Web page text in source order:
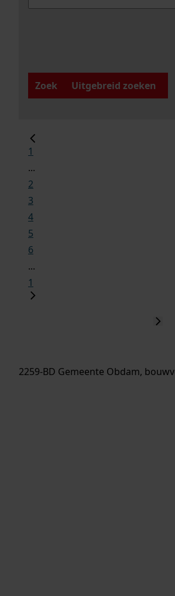
Zoek
Uitgebreid zoeken
1
...
2
3
4
5
6
...
1
2259-BD Gemeente Obdam,